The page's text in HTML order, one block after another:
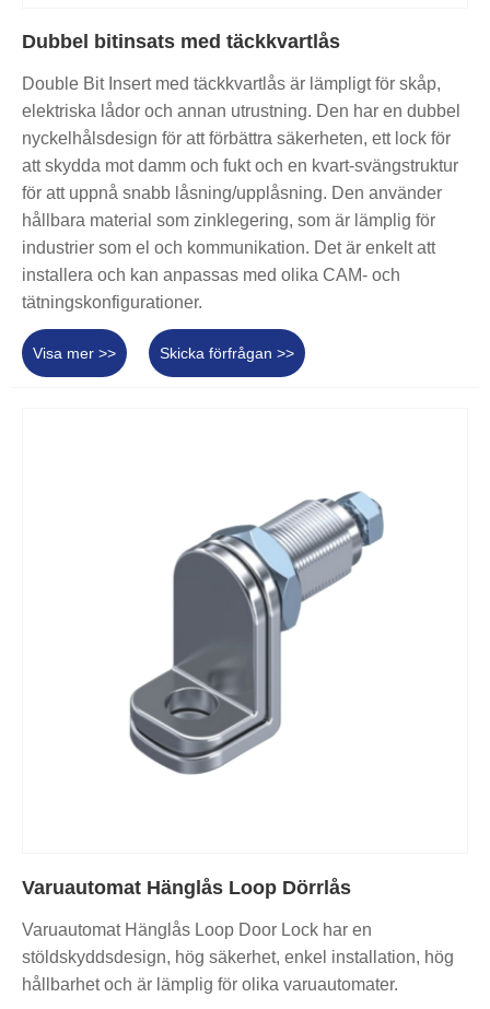
Dubbel bitinsats med täckkvartlås
Double Bit Insert med täckkvartlås är lämpligt för skåp,
elektriska lådor och annan utrustning. Den har en dubbel
nyckelhålsdesign för att förbättra säkerheten, ett lock för
att skydda mot damm och fukt och en kvart-svängstruktur
för att uppnå snabb låsning/upplåsning. Den använder
hållbara material som zinklegering, som är lämplig för
industrier som el och kommunikation. Det är enkelt att
installera och kan anpassas med olika CAM- och
tätningskonfigurationer.
Visa mer >> Skicka förfrågan >>
Varuautomat Hänglås Loop Dörrlås
Varuautomat Hänglås Loop Door Lock har en
stöldskyddsdesign, hög säkerhet, enkel installation, hög
hållbarhet och är lämplig för olika varuautomater.